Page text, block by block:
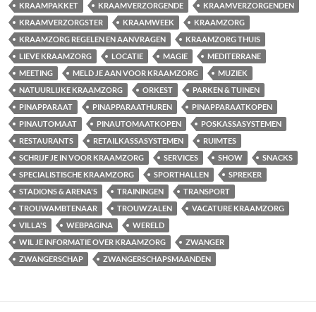
KRAAMPAKKET
KRAAMVERZORGENDE
KRAAMVERZORGENDEN
KRAAMVERZORGSTER
KRAAMWEEK
KRAAMZORG
KRAAMZORG REGELEN EN AANVRAGEN
KRAAMZORG THUIS
LIEVE KRAAMZORG
LOCATIE MAGIE
MEDITERRANE
MEETING
MELD JE AAN VOOR KRAAMZORG
MUZIEK
NATUURLIJKE KRAAMZORG
ORKEST
PARKEN & TUINEN
PINAPPARAAT
PINAPPARAATHUREN
PINAPPARAATKOPEN
PINAUTOMAAT
PINAUTOMAATKOPEN
POSKASSASYSTEMEN
RESTAURANTS
RETAILKASSASYSTEMEN
RUIMTES
SCHRIJF JE IN VOOR KRAAMZORG
SERVICES SHOW
SNACKS
SPECIALISTISCHE KRAAMZORG
SPORTHALLEN
SPREKER
STADIONS & ARENA'S
TRAININGEN
TRANSPORT
TROUWAMBTENAAR
TROUWZALEN
VACATURE KRAAMZORG
VILLA'S
WEBPAGINA
WERELD
WIL JE INFORMATIE OVER KRAAMZORG
ZWANGER
ZWANGERSCHAP
ZWANGERSCHAPSMAANDEN